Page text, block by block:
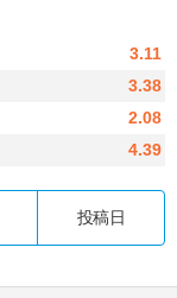
3.11
3.38
2.08
4.39
投稿日